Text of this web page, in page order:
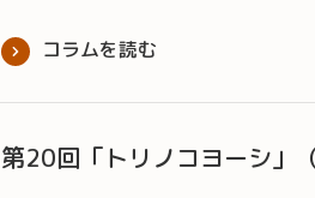
コラムを読む
第20回「トリノコヨーシ」